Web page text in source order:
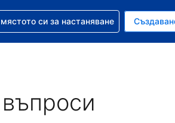
- Български
виси за настаняване